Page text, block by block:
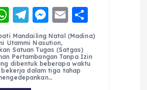
W
h
a
ts
A
T
el
e
g
r
M
e
ss
e
n
E
m
ai
l
h
a
re
Mandailing Natal (Madina)
Utammi Nasution,
Satuan Tugas (Satgas)
Pertambangan Tanpa Izin
dibentuk beberapa waktu
bekerja dalam tiga tahap